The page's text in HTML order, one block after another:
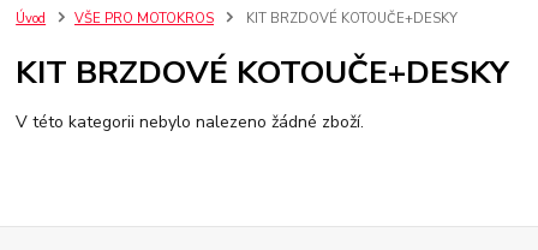
Úvod VŠE PRO MOTOKROS KIT BRZDOVÉ KOTOUČE+DESKY
KIT BRZDOVÉ KOTOUČE+DESKY
V této kategorii nebylo nalezeno žádné zboží.